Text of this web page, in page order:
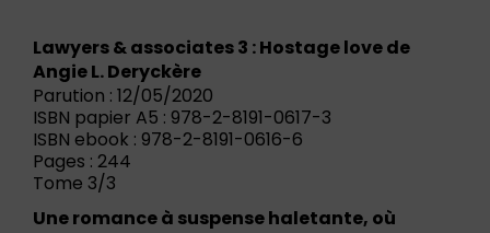
Lawyers & associates 3 : Hostage love de
Angie L. Deryckère
Parution : 12/05/2020
ISBN papier A5 : 978-2-8191-0617-3
ISBN ebook : 978-2-8191-0616-6
Pages : 244
Tome 3/3
Une romance à suspense haletante, où